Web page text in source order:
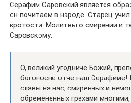
Серафим Саровский является
он почитаем в народе. Старец
кротости. Молитвы о смирении и
Саровскому:
О, великий угодниче Божий,
богоносне отче наш Серафиме!
славы на нас, смиренных и
обремененных грехами